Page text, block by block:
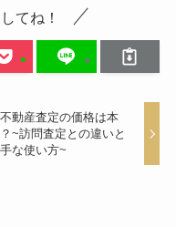
てね！
動産査定の価格は本
~訪問査定との違いと
な使い方~